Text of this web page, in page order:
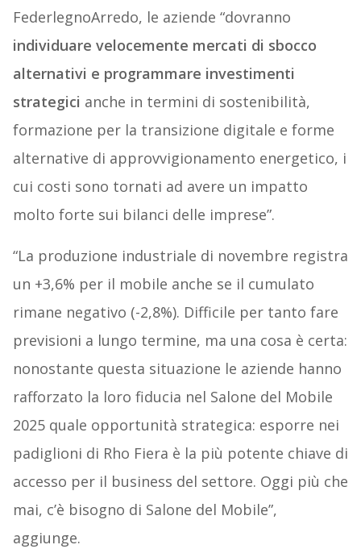
FederlegnoArredo, le aziende “dovranno
individuare velocemente mercati di sbocco
alternativi e programmare investimenti
strategici anche in termini di sostenibilità,
formazione per la transizione digitale e forme
alternative di approvvigionamento energetico, i
cui costi sono tornati ad avere un impatto
molto forte sui bilanci delle imprese”.
“La produzione industriale di novembre registra
un +3,6% per il mobile anche se il cumulato
rimane negativo (-2,8%). Difficile per tanto fare
previsioni a lungo termine, ma una cosa è certa:
nonostante questa situazione le aziende hanno
rafforzato la loro fiducia nel Salone del Mobile
2025 quale opportunità strategica: esporre nei
padiglioni di Rho Fiera è la più potente chiave di
accesso per il business del settore. Oggi più che
mai, c’è bisogno di Salone del Mobile”,
aggiunge.